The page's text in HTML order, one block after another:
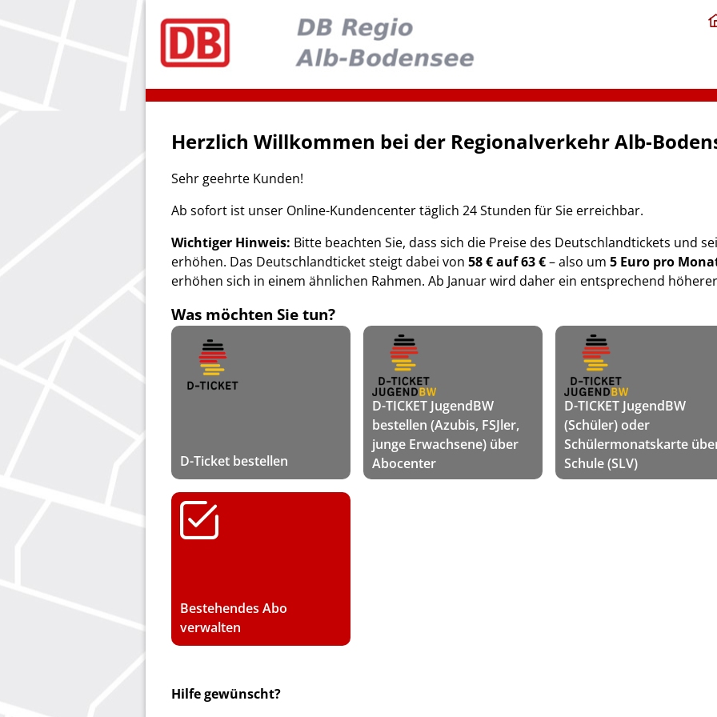
Herzlich Willkommen bei der Regionalverkehr Alb-
Sehr geehrte Kunden!
Ab sofort ist unser Online-Kundencenter täglich 24 Stunden für Sie erreichbar.
Wichtiger Hinweis: Bitte beachten Sie, dass sich die Preise des Deutschlandtickets und
erhöhen. Das Deutschlandticket steigt dabei von 58 € auf 63 €– also um 5 Euro pro
erhöhen sich in einem ähnlichen Rahmen. Ab Januar wird daher ein entsprechend
Was möchten Sie tun?
D-Ticket bestellen
D-TICKET JugendBW
bestellen (Azubis, FSJler,
junge Erwachsene) über
Abocenter
D-TICKET JugendBW
(Schüler) oder
Schülermonatskarte
Schule (SLV)
Bestehendes Abo
verwalten
Hilfe gewünscht?